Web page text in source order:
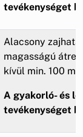
tevékenységet
Alacsony
magasságú
kívül min. 100 m).
A gyakorló- és
tevékenységet